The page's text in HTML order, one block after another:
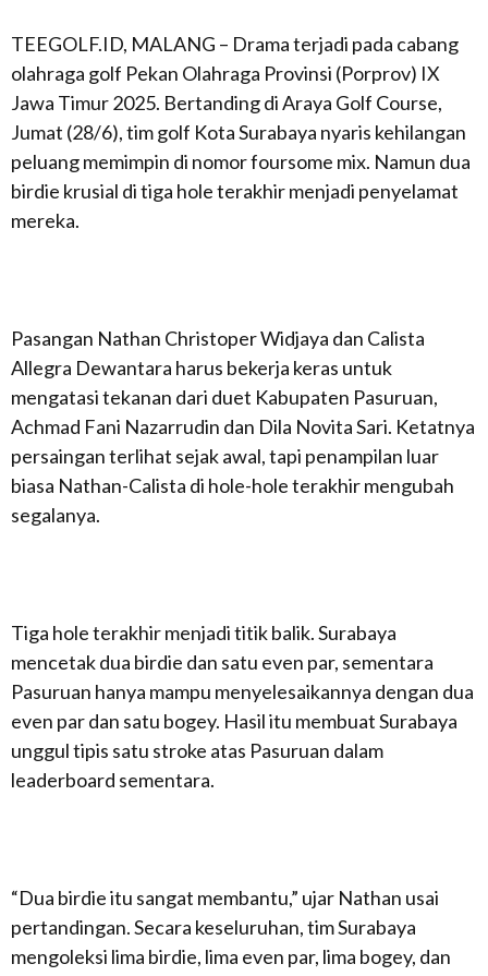
TEEGOLF.ID, MALANG – Drama terjadi pada cabang
olahraga golf Pekan Olahraga Provinsi (Porprov) IX
Jawa Timur 2025. Bertanding di Araya Golf Course,
Jumat (28/6), tim golf Kota Surabaya nyaris kehilangan
peluang memimpin di nomor foursome mix. Namun dua
birdie krusial di tiga hole terakhir menjadi penyelamat
mereka.
Pasangan Nathan Christoper Widjaya dan Calista
Allegra Dewantara harus bekerja keras untuk
mengatasi tekanan dari duet Kabupaten Pasuruan,
Achmad Fani Nazarrudin dan Dila Novita Sari. Ketatnya
persaingan terlihat sejak awal, tapi penampilan luar
biasa Nathan-Calista di hole-hole terakhir mengubah
segalanya.
Tiga hole terakhir menjadi titik balik. Surabaya
mencetak dua birdie dan satu even par, sementara
Pasuruan hanya mampu menyelesaikannya dengan dua
even par dan satu bogey. Hasil itu membuat Surabaya
unggul tipis satu stroke atas Pasuruan dalam
leaderboard sementara.
“Dua birdie itu sangat membantu,” ujar Nathan usai
pertandingan. Secara keseluruhan, tim Surabaya
mengoleksi lima birdie, lima even par, lima bogey, dan